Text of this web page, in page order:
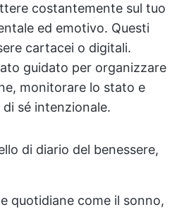
costantemente sul tuo
ed emotivo. Questi
cartacei o digitali.
guidato per organizzare
monitorare lo stato e
sé intenzionale.
di diario del benessere,
quotidiane come il sonno,